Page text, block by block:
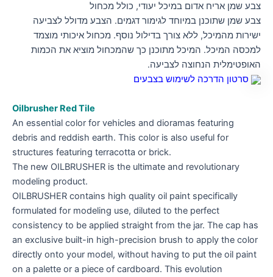
צבע שמן אריח אדום במיכל יעודי, כולל מכחול
צבע שמן שתוכנן במיוחד לגימור דגמים. הצבע מדולל לצביעה
ישירות מהמיכל, ללא צורך בדילול נוסף. מכחול איכותי מוצמד
למכסה המיכל. המיכל מתוכנן כך שהמכחול מוציא את הכמות
האופטימלית הנחוצה לצביעה.
סרטון הדרכה לשימוש בצבעים
Oilbrusher Red Tile
An essential color for vehicles and dioramas featuring
debris and reddish earth. This color is also useful for
structures featuring terracotta or brick.
The new OILBRUSHER is the ultimate and revolutionary
modeling product.
OILBRUSHER contains high quality oil paint specifically
formulated for modeling use, diluted to the perfect
consistency to be applied straight from the jar. The cap has
an exclusive built-in high-precision brush to apply the color
directly onto your model, without having to put the oil paint
on a palette or a piece of cardboard. This evolution